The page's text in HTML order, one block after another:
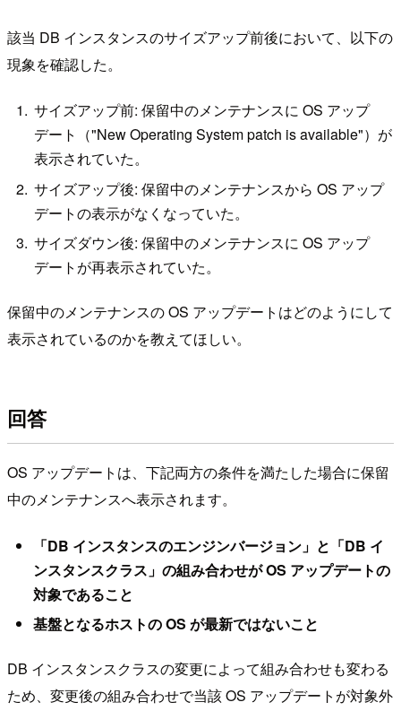
該当 DB インスタンスのサイズアップ前後において、以下の
現象を確認した。
サイズアップ前: 保留中のメンテナンスに OS アップ
デート（"New Operating System patch is available"）が
表示されていた。
サイズアップ後: 保留中のメンテナンスから OS アップ
デートの表示がなくなっていた。
サイズダウン後: 保留中のメンテナンスに OS アップ
デートが再表示されていた。
保留中のメンテナンスの OS アップデートはどのようにして
表示されているのかを教えてほしい。
回答
OS アップデートは、下記両方の条件を満たした場合に保留
中のメンテナンスへ表示されます。
「DB インスタンスのエンジンバージョン」と「DB イ
ンスタンスクラス」の組み合わせが OS アップデートの
対象であること
基盤となるホストの OS が最新ではないこと
DB インスタンスクラスの変更によって組み合わせも変わる
ため、変更後の組み合わせで当該 OS アップデートが対象外